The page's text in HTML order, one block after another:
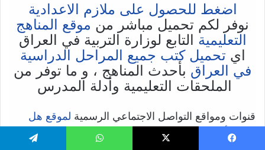
اضغط للحصول على ملازم الاعدادية
نوفر لكم تحميل مباشر من موقع المناهج
التعليمية التابع لوزارة التربية في العراق
اي تحميل كتب جميع المراحل الدراسية
في العراق بأحدث المناهج ، و ما توفر من
الملحقات التعليمية وأدلة المدرس
قنوات ومواقع التواصل الاجتماعي الرسمية لموقع هل
تعلم؟ أخبار